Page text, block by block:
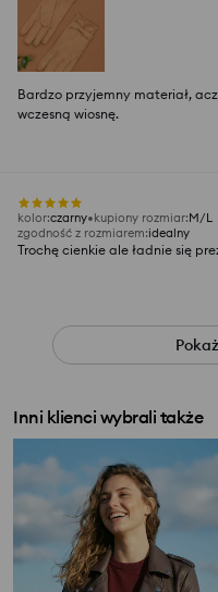
Bardzo przyjemny materiał,
wczesną wiosnę.
kolor:czarny kupiony rozmiar:M/L
zgodność z rozmiarem:idealny
Trochę cienkie ale ładnie się
Inni klienci wybrali także